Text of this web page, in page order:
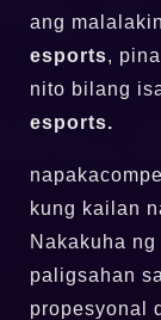
ang
esports,
nito bilang
esports.
kung kailan
Nakakuha
paligsahan
propesyonal